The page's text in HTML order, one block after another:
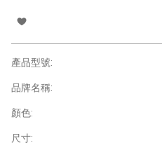
產品型號:
品牌名稱:
顏色:
尺寸: